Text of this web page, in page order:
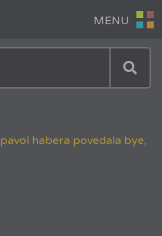
pavol habera povedala bye,